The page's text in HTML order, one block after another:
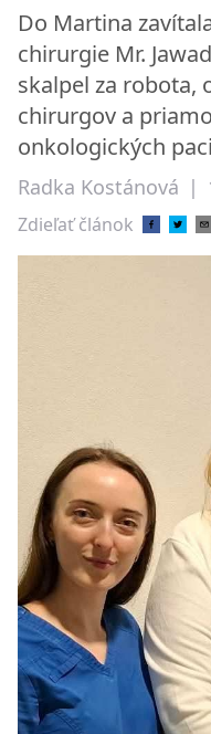
Do Martina
chirurgie Mr.
skalpel za robota,
chirurgov a
onkologických
Radka Kostánová |
Zdieľať článok